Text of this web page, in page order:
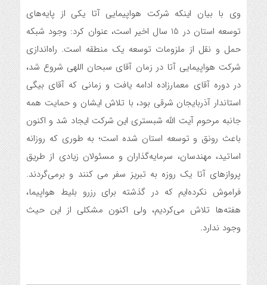
وی با بیان اینکه شرکت هواپیمایی آتا یکی از پایه‌های
توسعه استان در 15 سال اخیر است‌، عنوان کرد: وجود شبکه
حمل و نقل از ملزومات توسعه یک منطقه است. راه‌اندازی
شرکت هواپیمایی آتا در زمان آقای سبحان اللهی شروع شد،
در دوره آقای معمارزاده ادامه یافت و زمانی که آقای بیگی
استاندار آذربایجان شرقی بود، با تلاش ایشان و حمایت همه
جانبه مرحوم آیت الله شبستری این شرکت ایجاد شد و اکنون
باعث رونق و توسعه استان شده است؛ به طوری که روزانه
اساتید، مهندسان، سرمایه‌گذاران و مسئولان زیادی از طریق
پروازهای آتا یک روزه به تبریز سفر می کنند و برمی‌گردند.
فراموش نکرده‌ایم که در گذشته برای رزرو بلیط هواپیما،
هفته‌ها تلاش می‌کردیم، ولی اکنون مشکلی از این حیث
وجود ندارد.